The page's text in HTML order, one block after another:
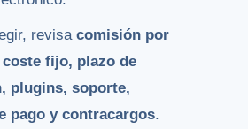
revisacomisión por
fijo, plazo de
plugins, soporte,
pago y contracargos.